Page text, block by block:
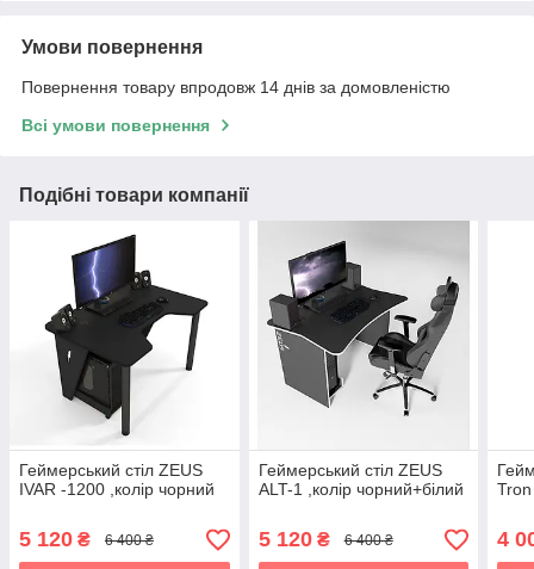
Умови повернення
Повернення товару впродовж 14 днів за домовленістю
Всі умови повернення
Подібні товари компанії
Геймерський стіл ZEUS
IVAR -1200 ,колір чорний
5 120 ₴ 6 400 ₴
Геймерський стіл ZEUS
ALT-1 ,колір чорний+білий
5 120₴ 6 400 ₴ 4